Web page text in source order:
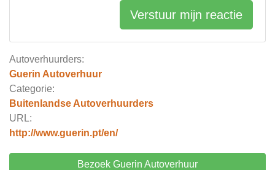
Autoverhuurders:
Guerin Autoverhuur
Categorie:
Buitenlandse Autoverhuurders
URL:
http://www.guerin.pt/en/
Bezoek Guerin Autoverhuur
Verstuur mijn reactie